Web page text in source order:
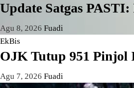
Update Satgas
Agu 8, 2026 Fuadi
EkBis
OJK Tutup 951 Pinjol
Agu 7, 2026 Fuadi